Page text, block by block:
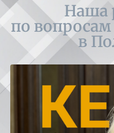
Наша
по
в